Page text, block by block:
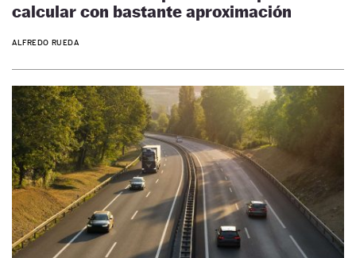
calcular con bastante aproximación
ALFREDO RUEDA